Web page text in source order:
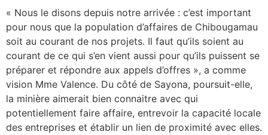
« Nous le disons depuis notre arrivée : c’est important
pour nous que la population d’affaires de Chibougamau
soit au courant de nos projets. Il faut qu’ils soient au
courant de ce qui s’en vient aussi pour qu’ils puissent se
préparer et répondre aux appels d’offres », a comme
vision Mme Valence. Du côté de Sayona, poursuit-elle,
la minière aimerait bien connaitre avec qui
potentiellement faire affaire, entrevoir la capacité locale
des entreprises et établir un lien de proximité avec elles.